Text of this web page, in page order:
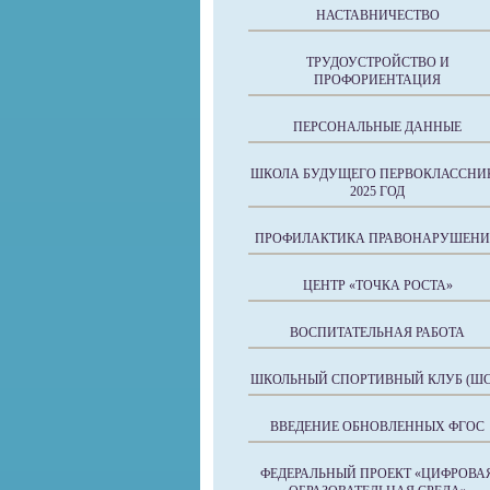
НАСТАВНИЧЕСТВО
ТРУДОУСТРОЙСТВО И
ПРОФОРИЕНТАЦИЯ
ПЕРСОНАЛЬНЫЕ ДАННЫЕ
ШКОЛА БУДУЩЕГО
2025 ГОД
ПРОФИЛАКТИКА
ЦЕНТР «ТОЧКА РОСТА»
ВОСПИТАТЕЛЬНАЯ РАБОТА
ШКОЛЬНЫЙ СПОРТИВНЫЙ КЛУБ
ВВЕДЕНИЕ ОБНОВЛЕННЫХ ФГОС
ФЕДЕРАЛЬНЫЙ ПРОЕКТ